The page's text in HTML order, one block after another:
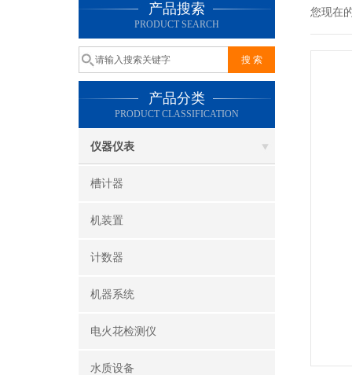
产品搜索
PRODUCT SEARCH
产品分类
PRODUCT CLASSIFICATION
仪器仪表
槽计器
机装置
计数器
机器系统
电火花检测仪
水质设备
您现在